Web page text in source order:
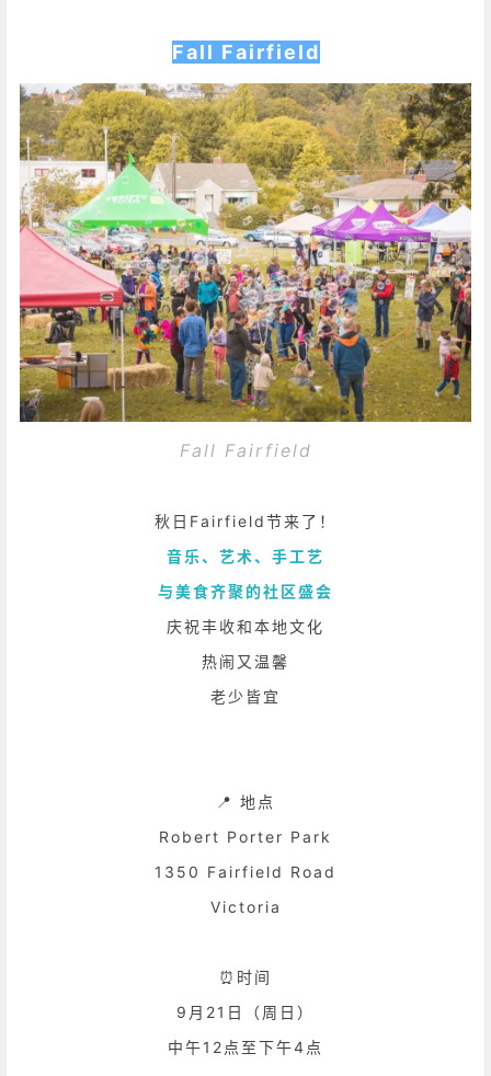
Fall Fairfield
Fall Fairfield
秋日Fairfield节来了！
音乐、艺术、手工艺
与美食齐聚的社区盛会
庆祝丰收和本地文化
热闹又温馨
老少皆宜
📍 地点
Robert Porter Park
1350 Fairfield Road
Victoria
⏰时间
9月21日（周日）
中午12点至下午4点